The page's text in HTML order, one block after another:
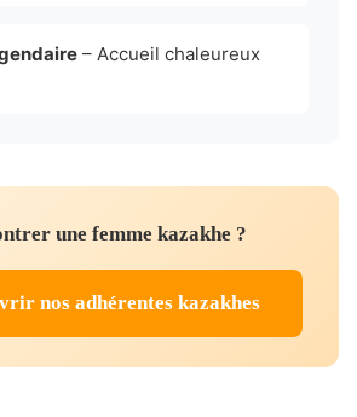
– Accueil chaleureux
une femme kazakhe ?
nos adhérentes kazakhes